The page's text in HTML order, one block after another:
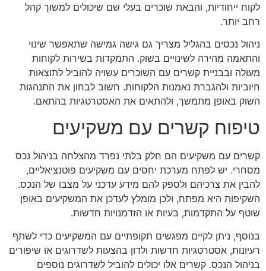
לקוח ייחודיות, והבאת שוכרים בעלי שם שיכולים למשוך קהל
רחב יותר.
ניהול נכסים בהגליל מצריך גם גישה גמישה שתאפשר שינוי
והתאמה מהירה לשינויים בשוק. התמקדות בשירות לקוחות
מעולה ובבניית קשרים עם השוכרים עשויה להוביל לתוצאות
חיוביות ולהגברת נאמנות הלקוחות. חשוב לבחון את התנהגות
השוק באופן מתמשך, ולהתאים את האסטרטגיות בהתאם.
טיפוח קשרים עם משקיעים
קשרים עם משקיעים הם חלק בלתי נפרד מהצלחה בניהול נכס
מסחרי. יש לפתח מערכת יחסים עם משקיעים פוטנציאליים,
להבין את צרכיהם ולספק להם מידע עדכני על מצבו של הנכס.
השקיפות היא מפתח, ולכן מומלץ לעדכן את המשקיעים באופן
שוטף על התקדמות, בעיות או הזדמנויות חדשות.
בנוסף, ניתן לקיים מפגשים תקופתיים עם המשקיעים כדי לשתף
רעיונות, אסטרטגיות חדשות ולדון בהצעות לשדרוגים או שיפורים
בניהול הנכס. קשרים אלו יכולים להוביל לשדרוגים נוספים